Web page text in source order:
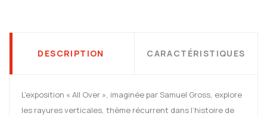
DESCRIPTION CARACTÉRISTIQUES
L'exposition « All Over », imaginée par Samuel Gross, explore
les rayures verticales, thème récurrent dans l’histoire de